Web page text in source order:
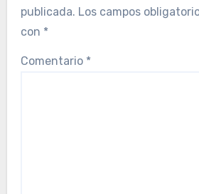
publicada. Los campos
con *
Comentario *